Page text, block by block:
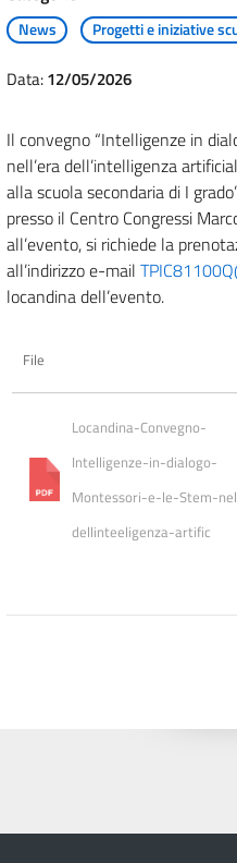
News Progetti e iniziative
Data:12/05/2026
Il convegno “Intelligenze in
nell’era dell’intelligenza
alla scuola secondaria di I
presso il Centro Congressi
all’evento, si richiede la
all’indirizzo e-mail
locandina dell’evento.
File
Locandina-Convegno-
Intelligenze-in-dialogo-
Montessori-e-le-Stem-
dellinteeligenza-artific